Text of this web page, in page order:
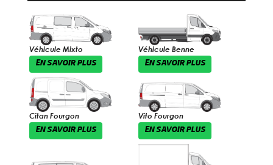
Véhicule Mixto
EN SAVOIR PLUS
Véhicule Benne
EN SAVOIR PLUS
Citan Fourgon
EN SAVOIR PLUS
Vito Fourgon
EN SAVOIR PLUS